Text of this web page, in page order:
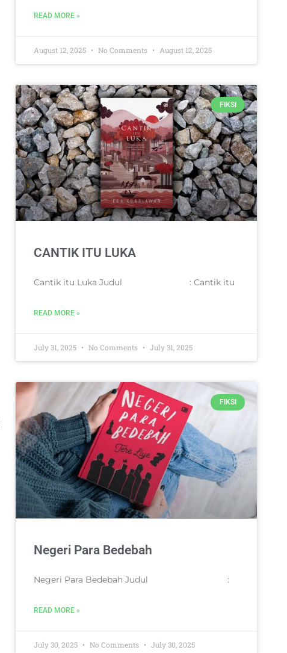
READ MORE »
August 12, 2025 No Comments August 12, 2025
FIKSI
CANTIK ITU LUKA
Cantik itu Luka Judul : Cantik itu
READ MORE »
July 31, 2025 No Comments July 31, 2025
FIKSI
Negeri Para Bedebah
Negeri Para Bedebah Judul :
READ MORE »
July 30, 2025 No Comments July 30, 2025